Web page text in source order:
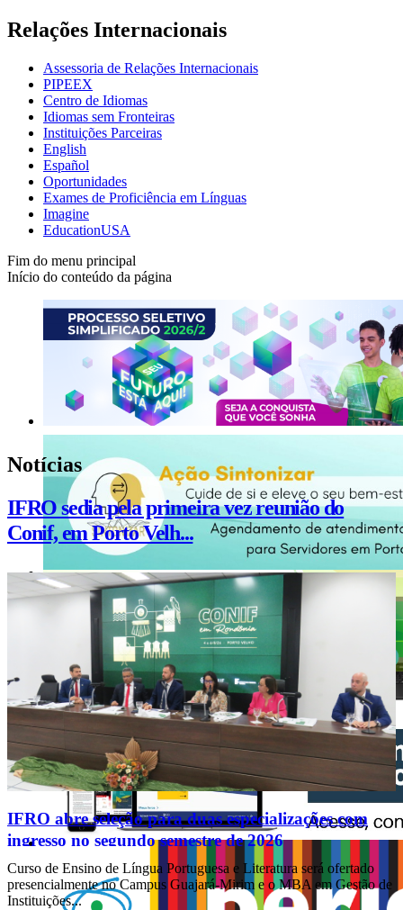
Relações Internacionais
Assessoria de Relações Internacionais
PIPEEX
Centro de Idiomas
Idiomas sem Fronteiras
Instituições Parceiras
English
Español
Oportunidades
Exames de Proficiência em Línguas
Imagine
EducationUSA
Fim do menu principal
Início do conteúdo da página
Notícias
IFRO sedia pela primeira vez reunião do
Conif, em Porto Velh...
IFRO abre seleção para duas especializações com
ingresso no segundo semestre de 2026
Curso de Ensino de Língua Portuguesa e Literatura será ofertado
presencialmente no Campus Guajará-Mirim e o MBA em Gestão de
Instituições...